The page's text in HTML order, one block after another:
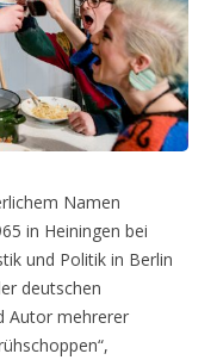
Namen
in Heiningen bei
und Politik in Berlin
deutschen
Autor mehrerer